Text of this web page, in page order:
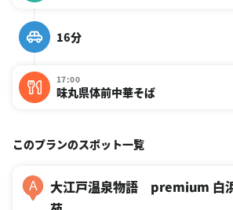
16分
17:00
味丸県体前中華そば
このプランのスポット一覧
A
大江戸温泉物語 premium 白